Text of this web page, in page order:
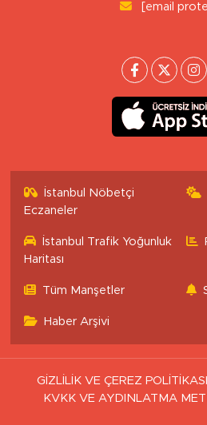
[email
İstanbul Nöbetçi
Eczaneler
İstanbul Trafik Yoğunluk
Haritası
Tüm Manşetler
Haber Arşivi
GİZLİLİK VE ÇEREZ POLİTİKASI
KVKK VE AYDINLATMA